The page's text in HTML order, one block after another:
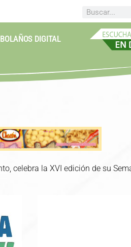
DIGITAL
celebra la XVI edición de su